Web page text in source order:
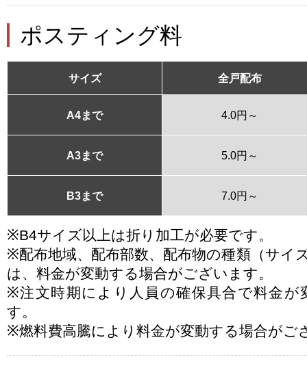
ポスティング料
サイズ 全戸配布
A4まで 4.0円～
A3まで 5.0円～
B3まで 7.0円～
※B4サイズ以上は折り加工が必要です。
※配布地域、配布部数、配布物の種類（サイ
は、料金が変動する場合がございます。
※注文時期により人員の確保具合で料金が
す。
※燃料費高騰により料金が変動する場合がご